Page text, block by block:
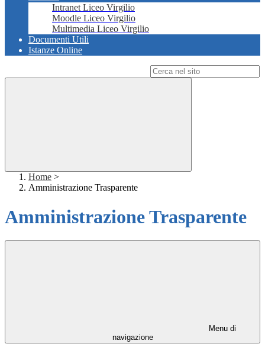
Intranet Liceo Virgilio
Moodle Liceo Virgilio
Multimedia Liceo Virgilio
Documenti Utili
Istanze Online
Home >
Amministrazione Trasparente
Amministrazione Trasparente
Menu di
navigazione